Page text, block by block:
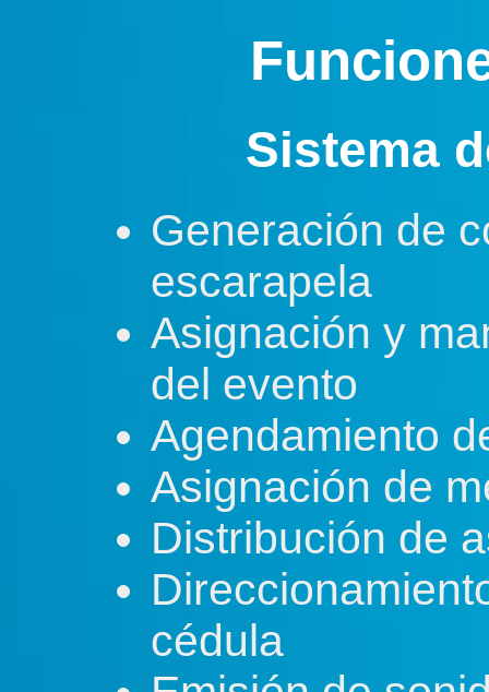
Sistema
Generación de
escarapela
Asignación y
del evento
Agendamiento
Asignación de
Distribución de
cédula